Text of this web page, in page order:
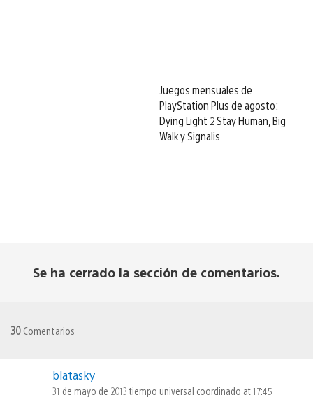
Juegos mensuales de
PlayStation Plus de agosto:
Dying Light 2 Stay Human, Big
Walk y Signalis
Se ha cerrado la sección de comentarios.
30 Comentarios
blatasky
31 de mayo de 2013 tiempo universal coordinado at 17:45